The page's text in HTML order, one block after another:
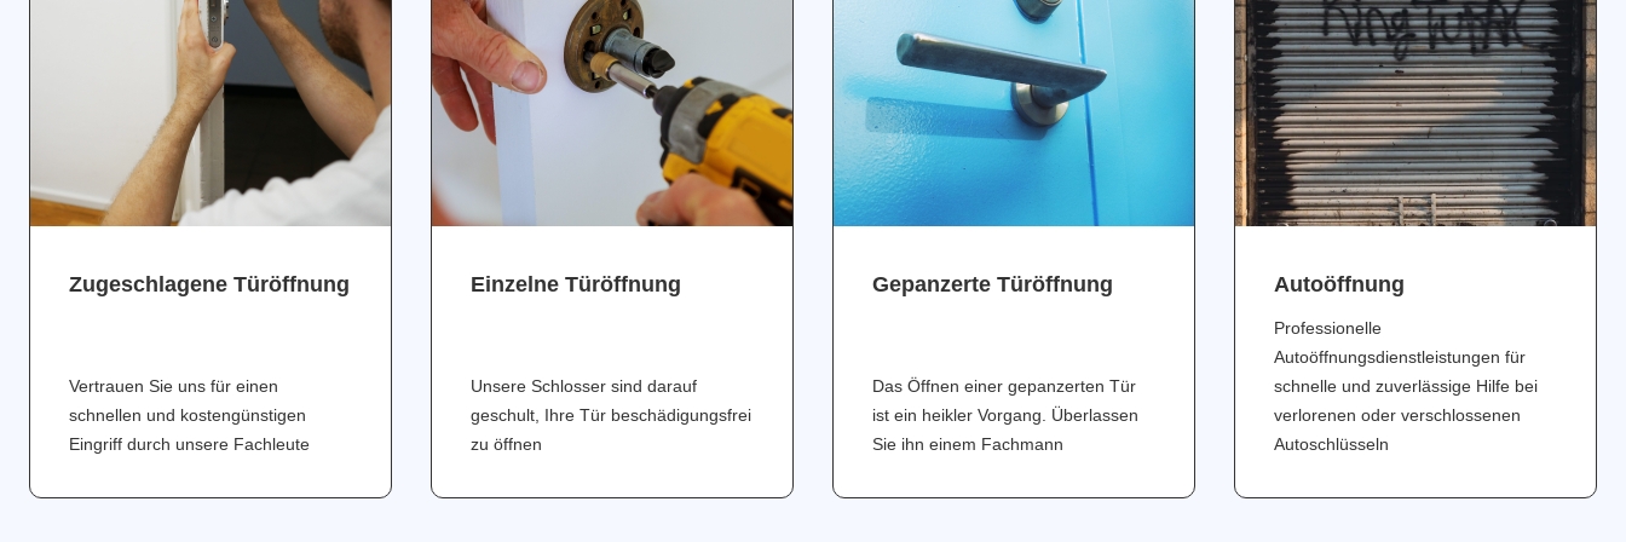
Zugeschlagene Türöffnung
Vertrauen Sie uns für einen
schnellen und kostengünstigen
Eingriff durch unsere Fachleute
Einzelne Türöffnung
Unsere Schlosser sind darauf
geschult, Ihre Tür beschädigungsfrei
zu öffnen
Gepanzerte Türöffnung
Das Öffnen einer gepanzerten Tür
ist ein heikler Vorgang. Überlassen
Sie ihn einem Fachmann
Аutoöffnung
Professionelle
Autoöffnungsdienstleistungen für
schnelle und zuverlässige Hilfe bei
verlorenen oder verschlossenen
Autoschlüsseln